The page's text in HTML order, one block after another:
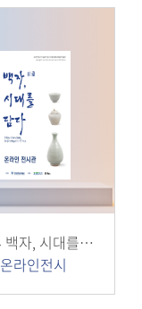
2024 백자, 시대를 담다
온라인전시